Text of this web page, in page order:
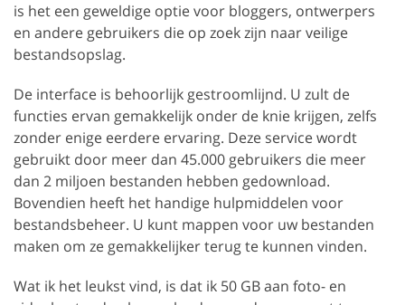
is het een geweldige optie voor bloggers, ontwerpers
en andere gebruikers die op zoek zijn naar veilige
bestandsopslag.
De interface is behoorlijk gestroomlijnd. U zult de
functies ervan gemakkelijk onder de knie krijgen, zelfs
zonder enige eerdere ervaring. Deze service wordt
gebruikt door meer dan 45.000 gebruikers die meer
dan 2 miljoen bestanden hebben gedownload.
Bovendien heeft het handige hulpmiddelen voor
bestandsbeheer. U kunt mappen voor uw bestanden
maken om ze gemakkelijker terug te kunnen vinden.
Wat ik het leukst vind, is dat ik 50 GB aan foto- en